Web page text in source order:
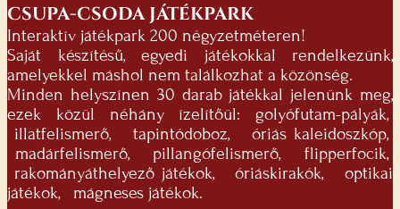
CSUPA-CSODA JÁTÉKPARK
Interaktív játékpark 200 négyzetméteren!
Saját készítésű, egyedi játékokkal rendelkezünk,
amelyekkel máshol nem találkozhat a közönség.
Minden helyszínen 30 darab játékkal jelenünk meg,
ezek közül néhány ízelítőül: golyófutam-pályák,
illatfelismerő, tapintódoboz, óriás kaleidoszkóp,
madárfelismerő, pillangófelismerő, flipperfocik,
rakományáthelyező játékok, óriáskirakók, optikai
játékok, mágneses játékok.